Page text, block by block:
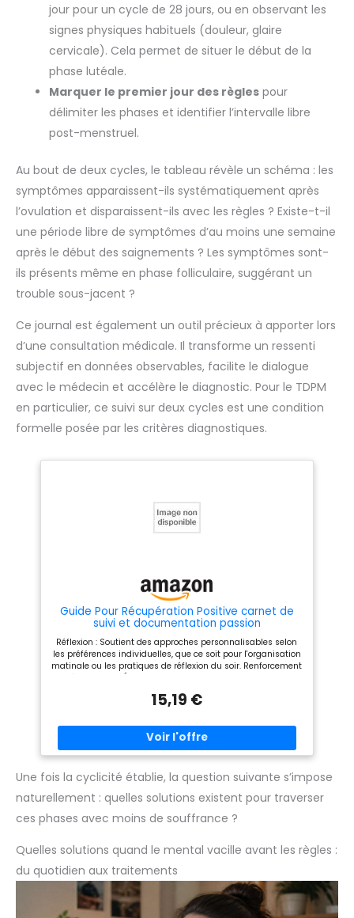
jour pour un cycle de 28 jours, ou en observant les
signes physiques habituels (douleur, glaire
cervicale). Cela permet de situer le début de la
phase lutéale.
Marquer le premier jour des règles pour
délimiter les phases et identifier l’intervalle libre
post-menstruel.
Au bout de deux cycles, le tableau révèle un schéma : les
symptômes apparaissent-ils systématiquement après
l’ovulation et disparaissent-ils avec les règles ? Existe-t-il
une période libre de symptômes d’au moins une semaine
après le début des saignements ? Les symptômes sont-
ils présents même en phase folliculaire, suggérant un
trouble sous-jacent ?
Ce journal est également un outil précieux à apporter lors
d’une consultation médicale. Il transforme un ressenti
subjectif en données observables, facilite le dialogue
avec le médecin et accélère le diagnostic. Pour le TDPM
en particulier, ce suivi sur deux cycles est une condition
formelle posée par les critères diagnostiques.
Guide Pour Récupération Positive carnet de
suivi et documentation passion
Réflexion : Soutient des approches personnalisables selon
les préférences individuelles, que ce soit pour l'organisation
matinale ou les pratiques de réflexion du soir. Renforcement
émotionnel : Études de cas pratiques et techniques
résilience et nourrir naturellement un état d'positif Suivi de
pages d'analyse des moments forts vitaux aident à
développer durablement votre perception du bonheur grâce
à un suivi progressif de l'état d' . Construction Solide : Doté
d'une fabrication robuste, utilisant d'excellents matériaux
résistants à l'usure et une épaisseur de page importante,
pour une durabilité accrue tout en conservant une
apparence soignée dans le temps. Outils d'inspiration :
Ressources organisées par chapitre avec méthodes
concrètes pour explorer vos centres d'intérêt et potentiels,
réflexions et nourrir une auto-réflexion constructive
15,19 €
Une fois la cyclicité établie, la question suivante s’impose
naturellement : quelles solutions existent pour traverser
ces phases avec moins de souffrance ?
Quelles solutions quand le mental vacille avant les règles :
du quotidien aux traitements